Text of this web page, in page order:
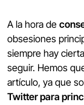
A la hora de
obsesiones
siempre hay
seguir. Hemos
artículo, ya que
Twitter para